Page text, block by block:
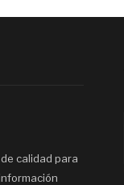
calidad para